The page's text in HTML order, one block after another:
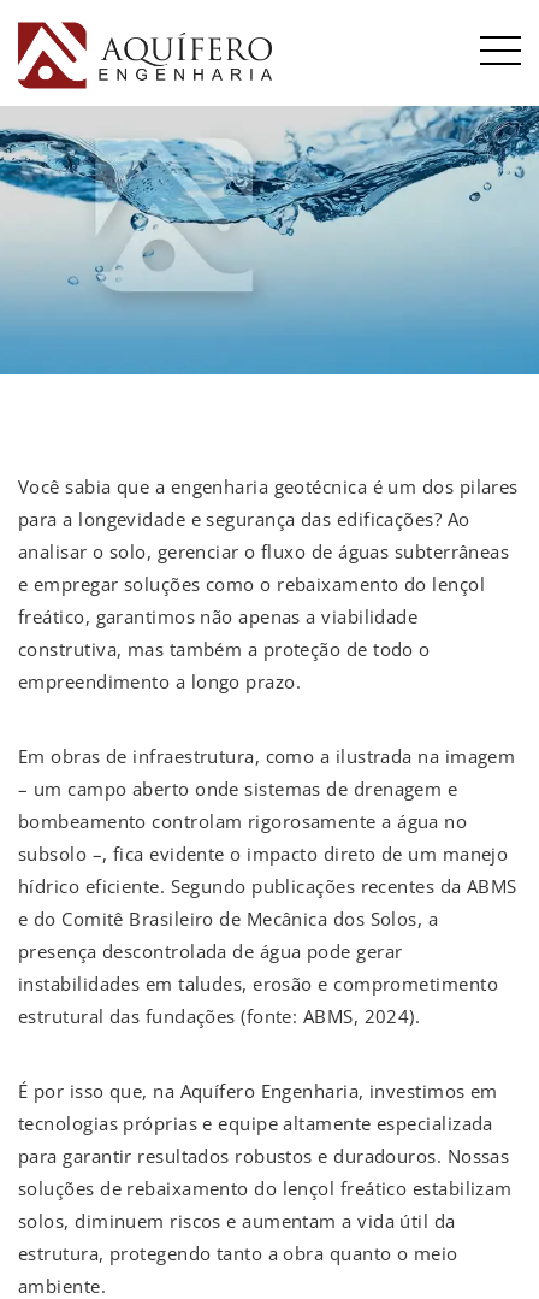
Você sabia que a engenharia geotécnica é um dos pilares
para a longevidade e segurança das edificações? Ao
analisar o solo, gerenciar o fluxo de águas subterrâneas
e empregar soluções como o rebaixamento do lençol
freático, garantimos não apenas a viabilidade
construtiva, mas também a proteção de todo o
empreendimento a longo prazo.
Em obras de infraestrutura, como a ilustrada na imagem
– um campo aberto onde sistemas de drenagem e
bombeamento controlam rigorosamente a água no
subsolo –, fica evidente o impacto direto de um manejo
hídrico eficiente. Segundo publicações recentes da ABMS
e do Comitê Brasileiro de Mecânica dos Solos, a
presença descontrolada de água pode gerar
instabilidades em taludes, erosão e comprometimento
estrutural das fundações (fonte: ABMS, 2024).
É por isso que, na Aquífero Engenharia, investimos em
tecnologias próprias e equipe altamente especializada
para garantir resultados robustos e duradouros. Nossas
soluções de rebaixamento do lençol freático estabilizam
solos, diminuem riscos e aumentam a vida útil da
estrutura, protegendo tanto a obra quanto o meio
ambiente.